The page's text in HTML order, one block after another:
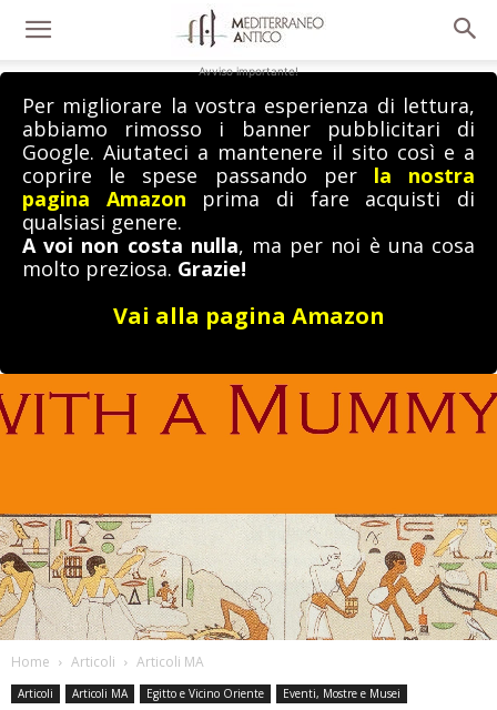
Avviso importante!
Per migliorare la vostra esperienza di lettura,
abbiamo rimosso i banner pubblicitari di
Google. Aiutateci a mantenere il sito così e a
coprire le spese passando per la nostra
pagina Amazon prima di fare acquisti di
qualsiasi genere.
A voi non costa nulla, ma per noi è una cosa
molto preziosa. Grazie!
Vai alla pagina Amazon
Home Articoli Articoli MA
Articoli Articoli MA Egitto e Vicino Oriente Eventi, Mostre e Musei